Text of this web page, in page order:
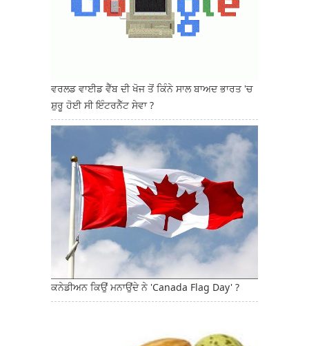
ਵਰਲਡ ਵਾਈਡ ਵੈੱਬ ਦੀ ਖੋਜ ਤੋਂ ਕਿੰਨੇ ਸਾਲ ਬਾਅਦ ਭਾਰਤ 'ਚ
ਸ਼ੁਰੂ ਹੋਈ ਸੀ ਇੰਟਰਨੈੱਟ ਸੇਵਾ ?
ਕਨੇਡੀਅਨ ਕਿਉਂ ਮਨਾਉਂਦੇ ਨੇ 'Canada Flag Day' ?